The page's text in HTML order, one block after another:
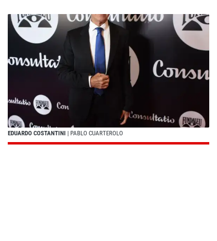
EDUARDO COSTANTINI | PABLO CUARTEROLO